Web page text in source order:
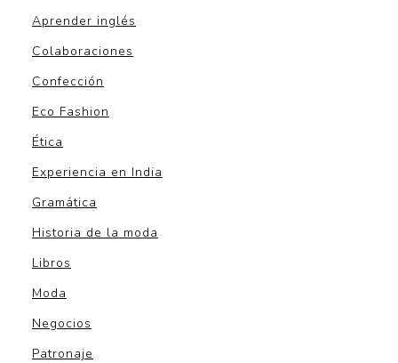
Aprender inglés
Colaboraciones
Confección
Eco Fashion
Ética
Experiencia en India
Gramática
Historia de la moda
Libros
Moda
Negocios
Patronaje